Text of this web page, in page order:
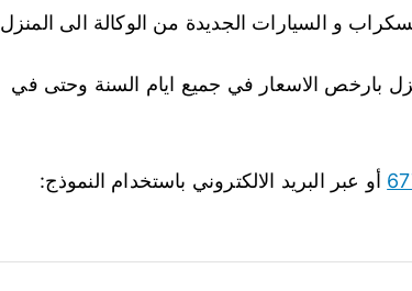
و السيارات الجديدة من الوكالة الى المنزل
بارخص الاسعار في جميع ايام السنة وحتى في
أو عبر البريد الالكتروني باستخدام النموذج: